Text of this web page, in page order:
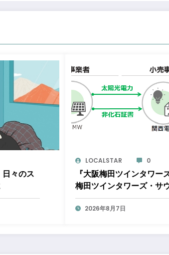
々のス
LOCALSTAR 0
『大阪梅田ツインタワー
梅田ツインタワーズ・サ
ブ』において8月下旬か
ポレートPPA」による再
2026年8月7日